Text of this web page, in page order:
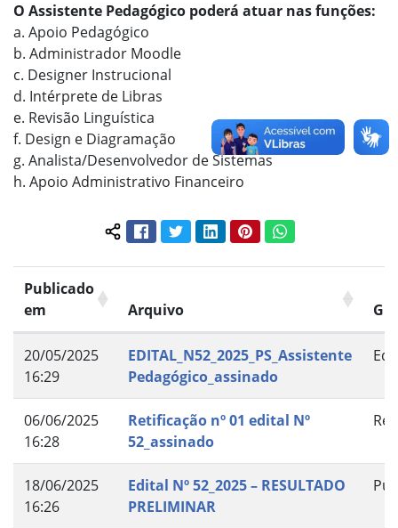
O Assistente Pedagógico poderá atuar nas funções:
a. Apoio Pedagógico
b. Administrador Moodle
c. Designer Instrucional
d. Intérprete de Libras
e. Revisão Linguística
f. Design e Diagramação
g. Analista/Desenvolvedor de Sistemas
h. Apoio Administrativo Financeiro
Compartilhar conteúdo:
FacebookTwitterLinkedInPinterestWhatsApp
Publicado
em
Arquivo
20/05/2025
16:29
EDITAL_N52_2025_PS_Assistente
Pedagógico_assinado
06/06/2025
16:28
Retificação nº 01 edital Nº
52_assinado
18/06/2025
16:26
Edital Nº 52_2025 – RESULTADO
PRELIMINAR